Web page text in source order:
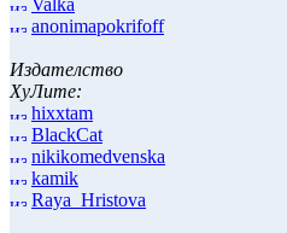
Valka
anonimapokrifoff
Издателство
ХуЛите:
hixxtam
BlackCat
nikikomedvenska
kamik
Raya_Hristova